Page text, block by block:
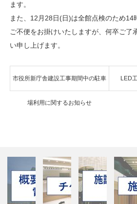
ます。
また、12月28日(日)は全館点検のため14
ご不便をお掛けいたしますが、何卒ご了
い申し上げます。
市役所新庁舎建設工事期間中の駐車
場利用に関するお知らせ
LED